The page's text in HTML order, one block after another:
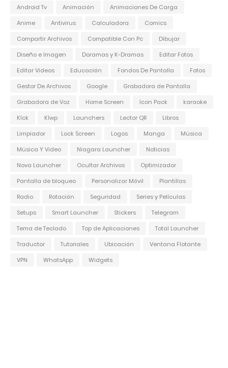
Android Tv Animación
Animaciones De Carga
Anime
Antivirus Calculadora
Comics
Compartir Archivos
Compatible Con Pc
Dibujar
Diseño e Imagen
Doramas y K-Dramas
Editar Fotos
Editar Videos
Educación Fondos De Pantalla
Fotos
Gestor De Archivos
Google
Grabadora de Pantalla
Grabadora de Voz
Home Screen Icon Pack
karaoke
Klck
Klwp Launchers Lector QR
Libros
Limpiador
Lock Screen Logos Manga
Música
Música Y Video
Niagara Launcher
Noticias
Nova Launcher
Ocultar Archivos
Optimizador
Pantalla de bloqueo
Personalizar Móvil
Plantillas
Radio
Rotación Seguridad
Series y Películas
Setups
Smart Launcher Stickers
Telegram
Tema de Teclado
Top de Aplicaciones
Total Launcher
Traductor
Tutoriales Ubicación
Ventana Flotante
VPN
WhatsApp Widgets